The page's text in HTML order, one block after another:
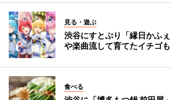
見る・遊ぶ
渋谷にすとぷり「縁日かふ
や楽曲流して育てたイチゴも
食べる